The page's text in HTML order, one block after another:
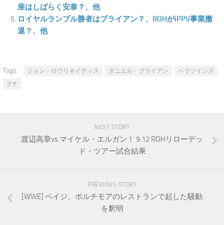
座はしばらく安泰？、他
ロイヤルランブル勝者はブライアン？、ROHがiPPV事業撤
退？、他
Tags: ジョン・ロウリネイティス ダニエル・ブライアン
ベラツインズ
ラナ
NEXT STORY
渡辺高章vs.マイケル・エルガン！ 9.12 ROHリローデッ
ド・ツアー試合結果
PREVIOUS STORY
[WWE] ペイジ、ボルチモアのレストランで起した騒動
を釈明